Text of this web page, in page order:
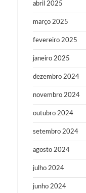
abril 2025
março 2025
fevereiro 2025
janeiro 2025
dezembro 2024
novembro 2024
outubro 2024
setembro 2024
agosto 2024
julho 2024
junho 2024